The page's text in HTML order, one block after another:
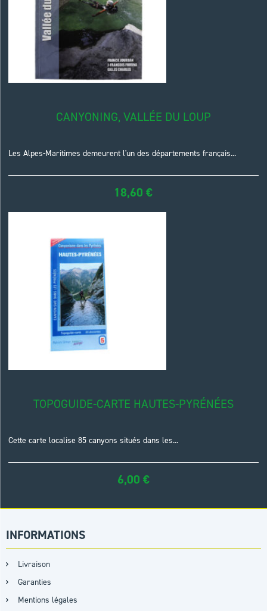
CANYONING, VALLÉE DU LOUP
Les Alpes-Maritimes demeurent l'un des départements français...
18,60€
TOPOGUIDE-CARTE HAUTES-PYRÉNÉES
Cette carte localise 85 canyons situés dans les...
6,00 €
INFORMATIONS
Livraison
Garanties
Mentions légales